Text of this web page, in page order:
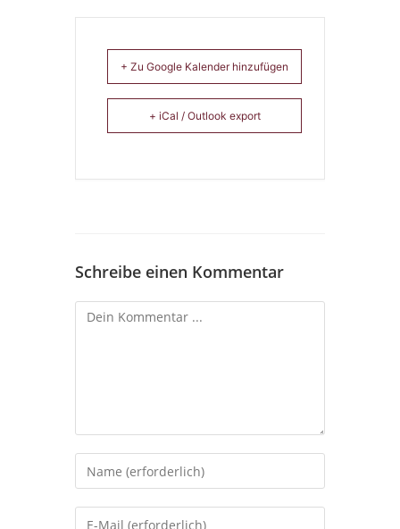
+ Zu Google Kalender hinzufügen
+ iCal / Outlook export
Schreibe einen Kommentar
Kommentieren
Gib
deinen
Namen
Benutzernamen
Gib